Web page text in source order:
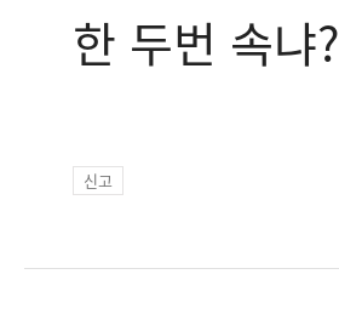
한 두번 속냐?
신고